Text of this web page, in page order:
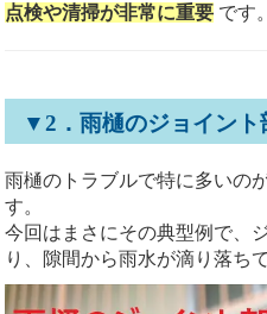
点検や清掃が非常に重要 です。
▼2．雨樋のジョイント
雨樋のトラブルで特に多いの
す。
今回はまさにその典型例で、
り、隙間から雨水が滴り落ち